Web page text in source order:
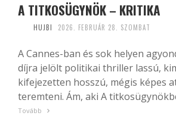
A TITKOSÜGYNÖK – KRITIKA
HUJBI 2026. FEBRUÁR 28. SZOMBAT
A Cannes-ban és sok helyen
díjra jelölt politikai thriller lassú,
kifejezetten hosszú, mégis képes
teremteni. Ám, aki A
Tovább